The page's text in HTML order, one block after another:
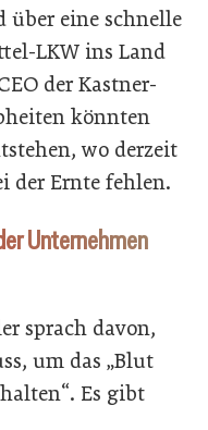
über eine schnelle
LKW ins Land
der Kastner-
könnten
wo derzeit
der Ernte fehlen.
Unternehmen
sprach davon,
um das „Blut
Es gibt